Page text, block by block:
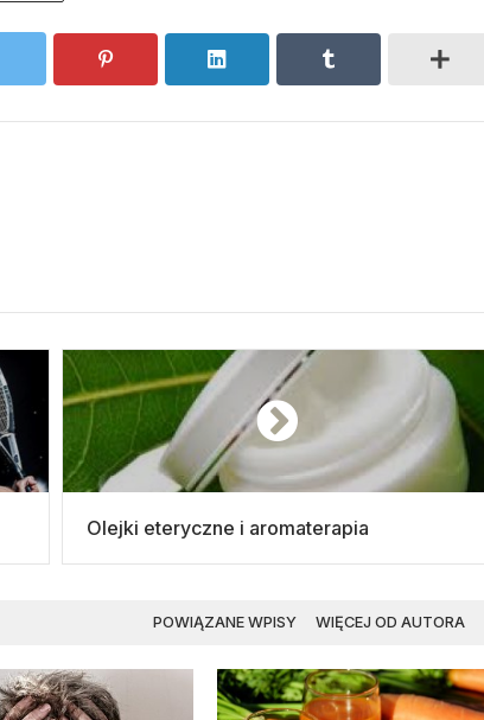
Olejki eteryczne i aromaterapia
POWIĄZANE WPISY WIĘCEJ OD AUTORA